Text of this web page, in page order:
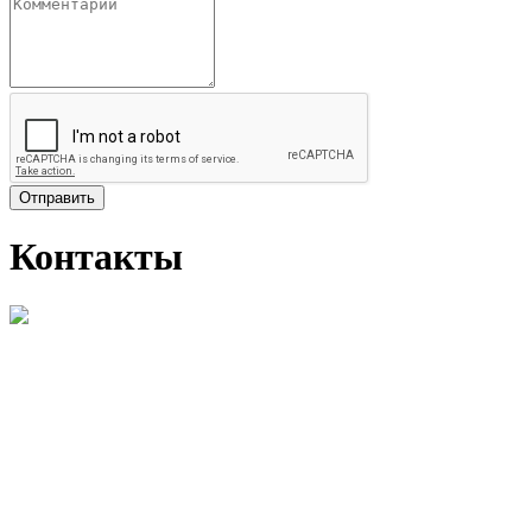
Отправить
Контакты